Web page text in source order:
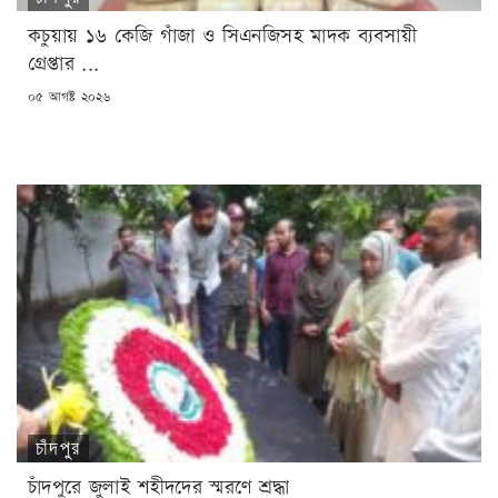
কচুয়ায় ১৬ কেজি গাঁজা ও সিএনজিসহ মাদক ব্যবসায়ী
গ্রেপ্তার ...
POSTED
০৫ আগষ্ট ২০২৬
চাঁদপুর
চাঁদপুরে জুলাই শহীদদের স্মরণে শ্রদ্ধা